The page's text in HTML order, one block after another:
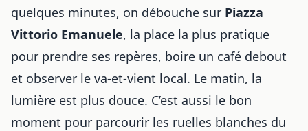
quelques minutes, on débouche sur Piazza
Vittorio Emanuele, la place la plus pratique
pour prendre ses repères, boire un café debout
et observer le va-et-vient local. Le matin, la
lumière est plus douce. C’est aussi le bon
moment pour parcourir les ruelles blanches du